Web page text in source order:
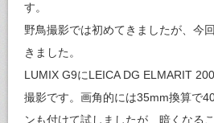
す。
野鳥撮影では初めてきましたが、今
きました。
LUMIX G9にLEICA DG ELMARIT
撮影です。画角的には35mm換算で
ンも付けて試しましたが、暗くなる